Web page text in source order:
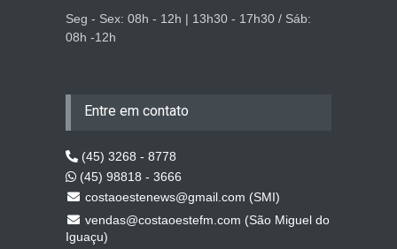
Seg - Sex: 08h - 12h | 13h30 - 17h30 / Sáb:
08h -12h
Entre em contato
(45) 3268 - 8778
(45) 98818 - 3666
costaoestenews@gmail.com (SMI)
vendas@costaoestefm.com (São Miguel do
Iguaçu)